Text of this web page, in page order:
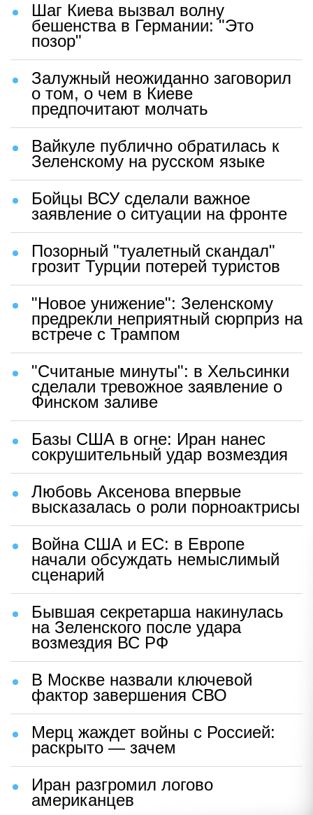
Шаг Киева вызвал волну
бешенства в Германии: "Это
позор"
Залужный неожиданно заговорил
о том, о чем в Киеве
предпочитают молчать
Вайкуле публично обратилась к
Зеленскому на русском языке
Бойцы ВСУ сделали важное
заявление о ситуации на фронте
Позорный "туалетный скандал"
грозит Турции потерей туристов
"Новое унижение": Зеленскому
предрекли неприятный сюрприз на
встрече с Трампом
"Считаные минуты": в Хельсинки
сделали тревожное заявление о
Финском заливе
Базы США в огне: Иран нанес
сокрушительный удар возмездия
Любовь Аксенова впервые
высказалась о роли порноактрисы
Война США и ЕС: в Европе
начали обсуждать немыслимый
сценарий
Бывшая секретарша накинулась
на Зеленского после удара
возмездия ВС РФ
В Москве назвали ключевой
фактор завершения СВО
Мерц жаждет войны с Россией:
раскрыто — зачем
Иран разгромил логово
американцев